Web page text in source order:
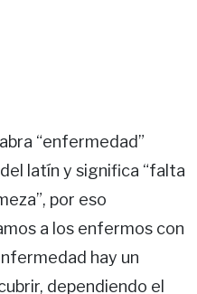
“enfermedad”
latín y significa “falta
por eso
a los enfermos con
hay un
dependiendo el